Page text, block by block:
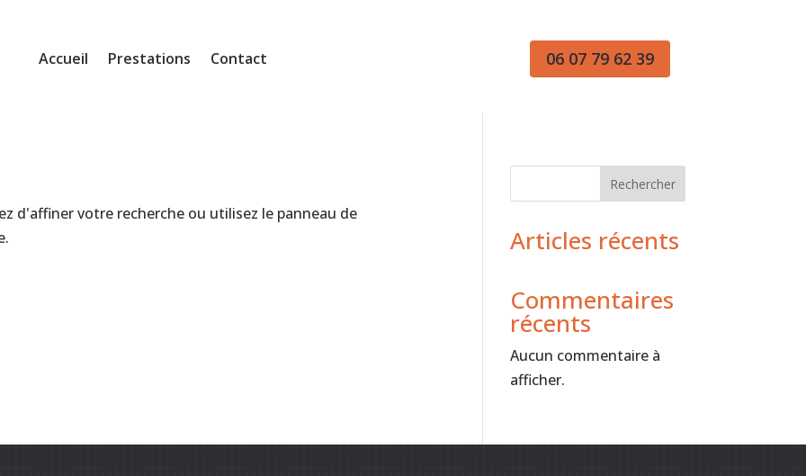
Accueil Prestations Contact 06 07 79 62 39
d'affiner votre recherche ou utilisez le panneau de
Rechercher
Articles récents
Commentaires
récents
Aucun commentaire à
afficher.